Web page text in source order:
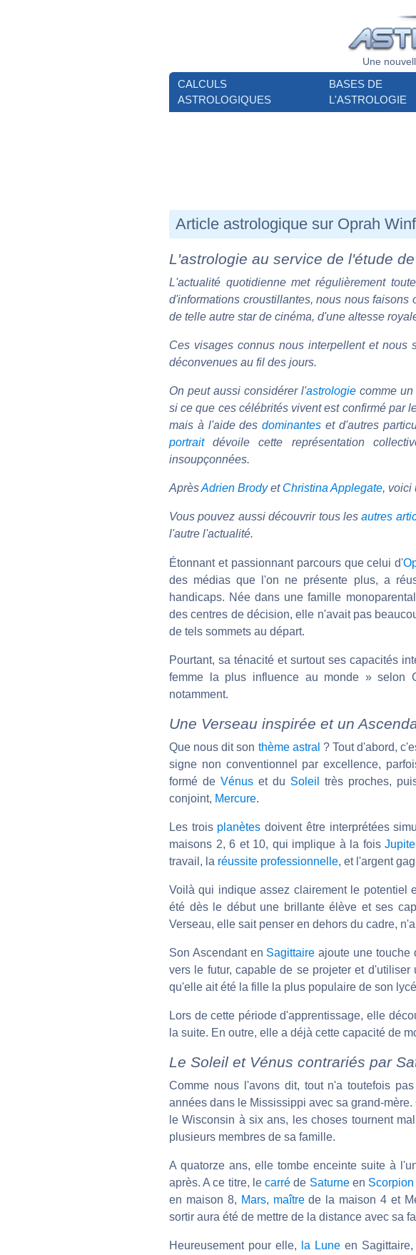
Une
CALCULS
ASTROLOGIQUES
BASES DE
L'ASTROLOGIE
Article astrologique sur Oprah
L'astrologie au service de l'étude
L'actualité quotidienne met régulièrement
d'informations croustillantes, nous nous
de telle autre star de cinéma, d'une altesse
Ces visages connus nous interpellent et nous
déconvenues au fil des jours.
On peut aussi considérer l'astrologiecomme un
si ce que ces célébrités vivent est confirmé par
mais à l'aide desdominantes et d'autres
portraitdévoile cette représentation
insoupçonnées.
AprèsAdrien Brodyet Christina Applegate, voici
Vous pouvez aussi découvrir tous lesautres
l'autre l'actualité.
Étonnant et passionnant parcours que celui d'
des médias que l'on ne présente plus, a
handicaps. Née dans une famille
des centres de décision, elle n'avait pas
de tels sommets au départ.
Pourtant, sa ténacité et surtout ses capacités
femme la plus influence au monde » selon
notamment.
Une Verseau inspirée et un
Que nous dit son thème astral ? Tout d'abord,
signe non conventionnel par excellence,
formé de Vénus et du Soleil
très proches,
conjoint, Mercure.
Les trois planètes doivent être interprétées
maisons 2, 6 et 10, qui implique à la fois
travail, la réussite professionnelle, et l'argent
Voilà qui indique assez clairement le potentiel
été dès le début une brillante élève et ses
Verseau, elle sait penser en dehors du cadre,
Son Ascendant en Sagittaire ajoute une touche
vers le futur, capable de se projeter et
qu'elle ait été la fille la plus populaire de son
Lors de cette période d'apprentissage, elle
la suite. En outre, elle a déjà cette capacité de
Le Soleil et Vénus contrariés par
Comme nous l'avons dit, tout n'a toutefois
années dans le Mississippi avec sa grand-
le Wisconsin à six ans, les choses tournent
plusieurs membres de sa famille.
A quatorze ans, elle tombe enceinte suite à
après. A ce titre, lecarré de Saturneen Scorpion
en maison 8, Mars, maîtrede la maison 4 et
sortir aura été de mettre de la distance avec sa
Heureusement pour elle, la Lune en